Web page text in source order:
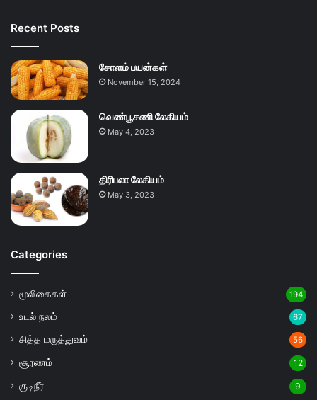
Recent Posts
சோளம் பயன்கள்
November 15, 2024
வெண்பூசணி லேகியம்
May 4, 2023
திரிபலா லேகியம்
May 3, 2023
Categories
மூலிகைகள் 194
உடல் நலம் 67
சித்த மருத்துவம் 56
சூரணம் 12
குடிநீர் 9